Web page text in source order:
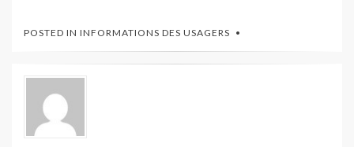
POSTED IN INFORMATIONS DES USAGERS